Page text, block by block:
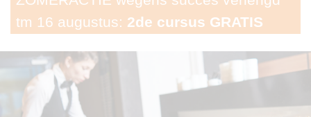
tm 16 augustus: 2de cursus GRATIS